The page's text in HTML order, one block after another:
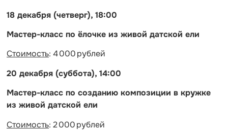
18 декабря (четверг), 18:00
Мастер-класс по ёлочке из живой датской ели
Стоимость: 4 000 рублей
20 декабря (суббота), 14:00
Мастер-класс по созданию композиции в кружке
из живой датской ели
Стоимость: 2 000 рублей